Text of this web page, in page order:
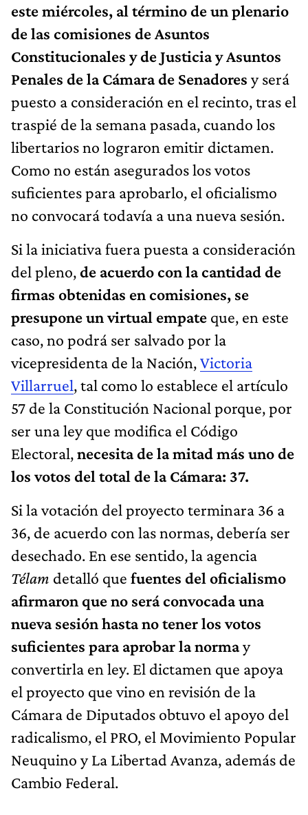
este miércoles, al término de un plenario
de las comisiones de Asuntos
Constitucionales y de Justicia y Asuntos
Penales de la Cámara de Senadores y será
puesto a consideración en el recinto, tras el
traspié de la semana pasada, cuando los
libertarios no lograron emitir dictamen.
Como no están asegurados los votos
suficientes para aprobarlo, el oficialismo
no convocará todavía a una nueva sesión.
Si la iniciativa fuera puesta a consideración
del pleno,de acuerdo con la cantidad de
firmas obtenidas en comisiones, se
presupone un virtual empate que, en este
caso, no podrá ser salvado por la
vicepresidenta de la Nación,Victoria
Villarruel, tal como lo establece el artículo
57 de la Constitución Nacional porque, por
ser una ley que modifica el Código
Electoral,necesita de la mitad más uno de
los votos del total de la Cámara: 37.
Si la votación del proyecto terminara 36 a
36, de acuerdo con las normas, debería ser
desechado. En ese sentido, la agencia
Télam detalló que fuentes del oficialismo
afirmaron que no será convocada una
nueva sesión hasta no tener los votos
suficientes para aprobar la normay
convertirla en ley. El dictamen que apoya
el proyecto que vino en revisión de la
Cámara de Diputados obtuvo el apoyo del
radicalismo, el PRO, el Movimiento Popular
Neuquino y La Libertad Avanza, además de
Cambio Federal.